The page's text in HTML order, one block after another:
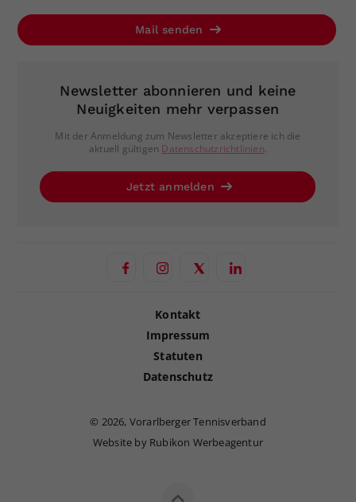
Mail senden
Newsletter abonnieren und keine
Neuigkeiten mehr verpassen
Mit der Anmeldung zum Newsletter akzeptiere ich die
aktuell gültigen Datenschutzrichtlinien.
Jetzt anmelden
Kontakt
Impressum
Statuten
Datenschutz
© 2026, Vorarlberger Tennisverband
Website by Rubikon Werbeagentur